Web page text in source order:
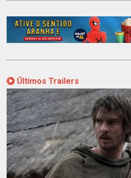
Últimos Trailers